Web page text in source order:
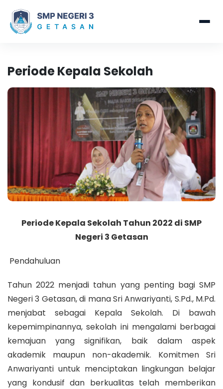
Periode Kepala Sekolah
Periode Kepala Sekolah Tahun 2022 di SMP
Negeri 3 Getasan
Pendahuluan
Tahun 2022 menjadi tahun yang penting bagi SMP
Negeri 3 Getasan, di mana Sri Anwariyanti, S.Pd., M.Pd.
menjabat sebagai Kepala Sekolah. Di bawah
kepemimpinannya, sekolah ini mengalami berbagai
kemajuan yang signifikan, baik dalam aspek
akademik maupun non-akademik. Komitmen Sri
Anwariyanti untuk menciptakan lingkungan belajar
yang kondusif dan berkualitas telah memberikan